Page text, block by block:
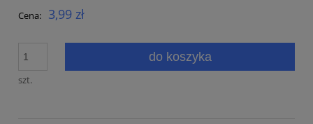
Cena: 3,99 zł
szt.
do koszyka